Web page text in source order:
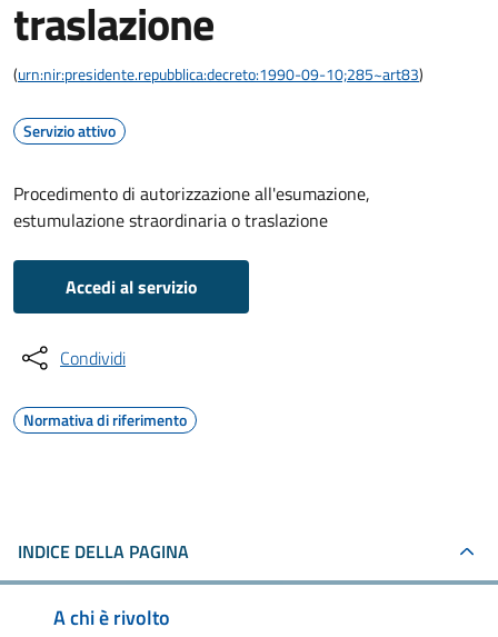
traslazione
(urn:nir:presidente.repubblica:decreto:1990-09-10;285~art83)
Servizio attivo
Procedimento di autorizzazione all'esumazione,
estumulazione straordinaria o traslazione
Accedi al servizio
Condividi
Normativa di riferimento
INDICE DELLA PAGINA
A chi è rivolto